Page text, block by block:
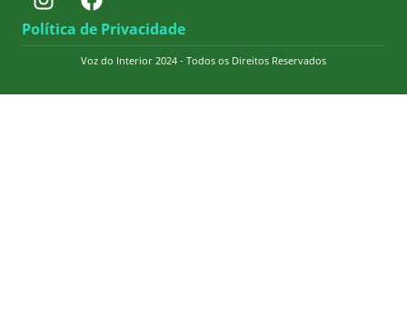
Política de Privacidade
Voz do Interior 2024 - Todos os Direitos Reservados